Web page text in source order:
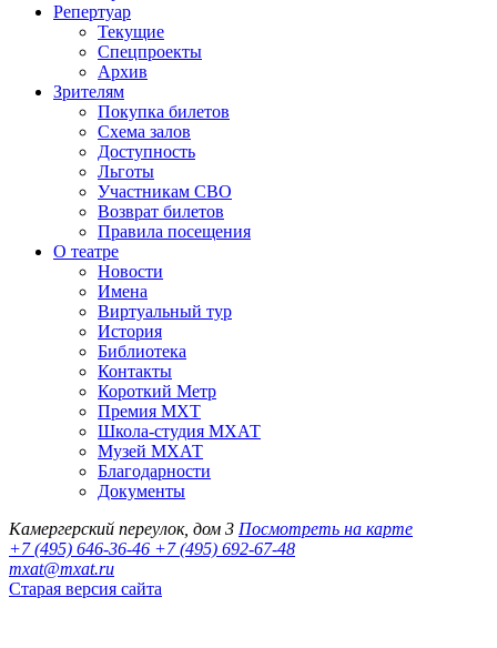
Репертуар
Текущие
Спецпроекты
Архив
Зрителям
Покупка билетов
Схема залов
Доступность
Льготы
Участникам СВО
Возврат билетов
Правила посещения
О театре
Новости
Имена
Виртуальный тур
История
Библиотека
Контакты
Короткий Метр
Премия МХТ
Школа-студия МХАТ
Музей МХАТ
Благодарности
Документы
Камергерский переулок, дом 3 Посмотреть на карте
+7 (495) 646-36-46 +7 (495) 692-67-48‬
mxat@mxat.ru
Старая версия сайта